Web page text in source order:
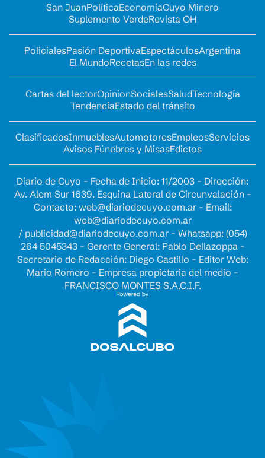
San JuanPolíticaEconomíaCuyo Minero
Suplemento VerdeRevista OH
PolicialesPasión DeportivaEspectáculosArgentina
El MundoRecetasEn las redes
Cartas del lectorOpinionSocialesSaludTecnología
TendenciaEstado del tránsito
ClasificadosInmueblesAutomotoresEmpleosServicios
Avisos Fúnebres y MisasEdictos
Diario de Cuyo - Fecha de Inicio: 11/2003 - Dirección:
Av. Alem Sur 1639. Esquina Lateral de Circunvalación -
Contacto: web@diariodecuyo.com.ar- Email:
web@diariodecuyo.com.ar
/ publicidad@diariodecuyo.com.ar- Whatsapp: (054)
264 5045343 - Gerente General: Pablo Dellazoppa -
Secretario de Redacción: Diego Castillo - Editor Web:
Mario Romero - Empresa propietaria del medio -
FRANCISCO MONTES S.A.C.I.F.